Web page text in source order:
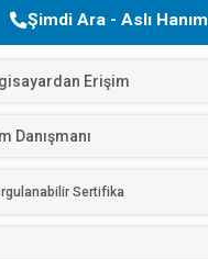
Şimdi Ara - Aslı Hanım
Erişim
Danışmanı
Sertifika